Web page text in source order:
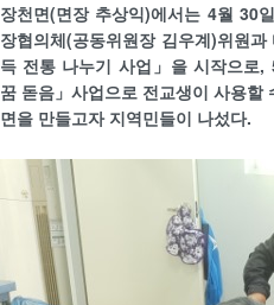
장천면(면장 추상익)에서는 4월 30
장협의체(공동위원장 김우계)위원
득 전통 나누기 사업」을 시작으로
꿈 돋음」사업으로 전교생이 사용
면을 만들고자 지역민들이 나섰다.